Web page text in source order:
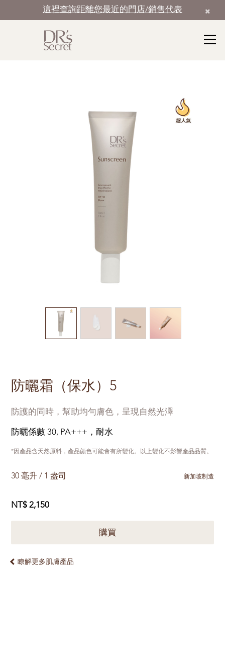
這裡查詢距離您最近的門店/銷售代表
防曬霜（保水）5
防護的同時，幫助均勻膚色，呈現自然光澤
防曬係數 30, PA+++，耐水
*因產品含天然原料，產品颜色可能會有所變化。以上變化不影響產品品質。
30 毫升 / 1 盎司 新加坡制造
NT$ 2,150
購買
瞭解更多肌膚產品